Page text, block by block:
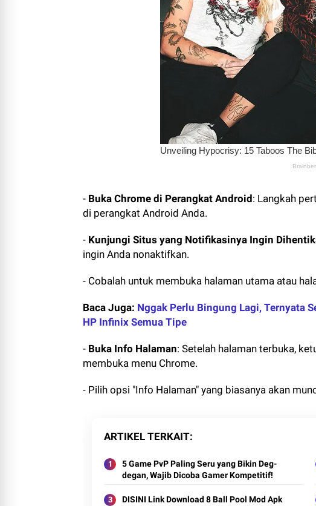
- Buka Chrome di Perangkat Android: Langkah
di perangkat Android Anda.
- Kunjungi Situs yang Notifikasinya Ingin
ingin Anda nonaktifkan.
- Cobalah untuk membuka halaman utama atau
Baca Juga: Nggak Perlu Bingung Lagi, Ternyata
HP Infinix Semua Tipe
- Buka Info Halaman: Setelah halaman terbuka,
membuka menu Chrome.
- Pilih opsi "Info Halaman" yang biasanya akan
ARTIKEL TERKAIT
5 Game PvP Paling Seru yang Bikin Deg-
degan, Wajib Dicoba Gamer Kompetitif!
DISINI Link Download 8 Ball Pool Mod Apk